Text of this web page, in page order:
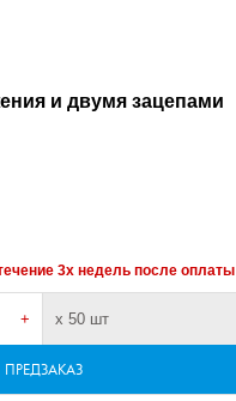
и двумя зацепами
3х недель после оплаты
+ х 50 шт
ПРЕДЗАКАЗ